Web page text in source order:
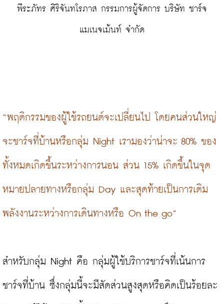
แมเนจเม้นท์ จำกัด
“พฤติกรรมของผู้ใช้รถยนต์จะเปลี่ยนไป โดยคนส่วนใหญ่
จะชาร์จที่บ้านหรือกลุ่ม Night เรามองว่าน่าจะ 80% ของ
ทั้งหมดเกิดขึ้นระหว่างการนอน ส่วน 15% เกิดขึ้นในจุด
หมายปลายทางหรือกลุ่ม Day และสุดท้ายเป็นการเติม
พลังงานระหว่างการเดินทางหรือ On the go”
สำหรับกลุ่ม Night คือ กลุ่มผู้ใช้บริการชาร์จที่เน้นการ
ชาร์จที่บ้าน ซึ่งกลุ่มนี้จะมีสัดส่วนสูงสุดหรือคิดเป็นร้อยละ